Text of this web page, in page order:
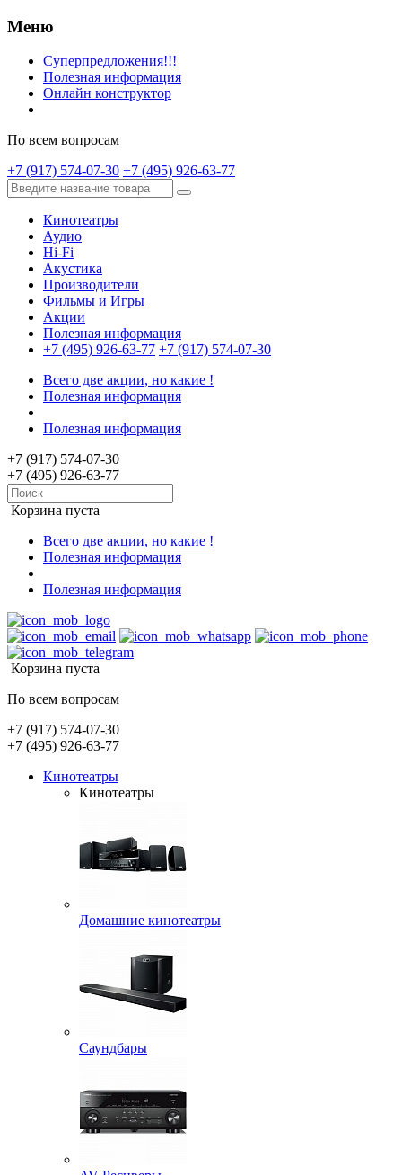
Меню
Суперпредложения!!!
Полезная информация
Онлайн конструктор
По всем вопросам
+7 (917) 574-07-30 +7 (495) 926-63-77
Кинотеатры
Аудио
Hi-Fi
Акустика
Производители
Фильмы и Игры
Акции
Полезная информация
+7 (495) 926-63-77 +7 (917) 574-07-30
Всего две акции, но какие !
Полезная информация
Полезная информация
+7 (917) 574-07-30
+7 (495) 926-63-77
Корзина пуста
Всего две акции, но какие !
Полезная информация
Полезная информация
Корзина пуста
По всем вопросам
+7 (917) 574-07-30
+7 (495) 926-63-77
Кинотеатры
Кинотеатры
Домашние кинотеатры
Саундбары